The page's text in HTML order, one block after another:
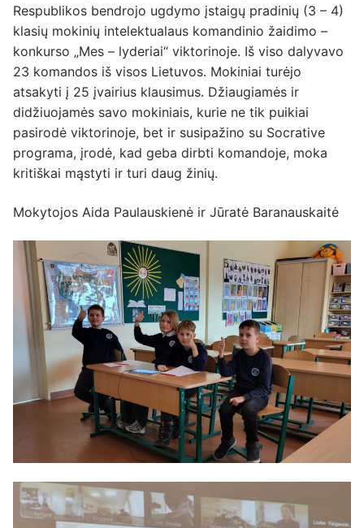
Respublikos bendrojo ugdymo įstaigų pradinių (3 – 4)
klasių mokinių intelektualaus komandinio žaidimo –
konkurso „Mes – lyderiai“ viktorinoje. Iš viso dalyvavo
23 komandos iš visos Lietuvos. Mokiniai turėjo
atsakyti į 25 įvairius klausimus. Džiaugiamės ir
didžiuojamės savo mokiniais, kurie ne tik puikiai
pasirodė viktorinoje, bet ir susipažino su Socrative
programa, įrodė, kad geba dirbti komandoje, moka
kritiškai mąstyti ir turi daug žinių.
Mokytojos Aida Paulauskienė ir Jūratė Baranauskaitė